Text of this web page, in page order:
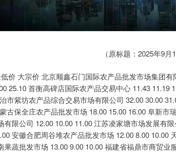
（原标题：2025年9
价 大宗价 北京顺鑫石门国际农产品批发市场集团
25.10 首衡高碑店国际农产品交易中心 11.43 11.19
市紫坊农产品综合交易市场有限公司 32.00 30.00
古保全庄农产品批发市场 18.00 15.00 16.00 阜新市
有限公司 12.00 10.00 11.00 江苏凌家塘市场发展有
安徽合肥周谷堆农产品批发市场 12.00 8.00 10.00
果蔬批发市场 13.00 9.00 10.00 福建省福鼎市商贸业
3916.71 0.42%